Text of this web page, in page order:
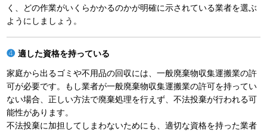
く、どの作業がいくらかかるのかが明確に示されている業者を選ぶ
ようにしましょう。
適した資格を持っている
家庭から出るゴミや不用品の回収には、一般廃棄物収集運搬業の許
可が必要です。もし業者が一般廃棄物収集運搬業の許可を持ってい
ない場合、正しい方法で廃棄処理を行えず、不法投棄が行われる可
能性があります。
不法投棄に加担してしまわないためにも、適切な資格を持った業者